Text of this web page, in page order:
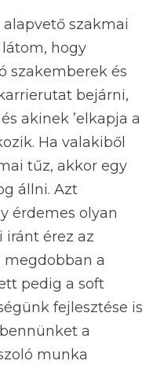
szakmai
hogy
szakemberek és
bejárni,
akinek ’elkapja a
Ha valakiből
tűz, akkor egy
állni. Azt
érdemes olyan
iránt érez az
megdobban a
pedig a soft
fejlesztése is
a
munka